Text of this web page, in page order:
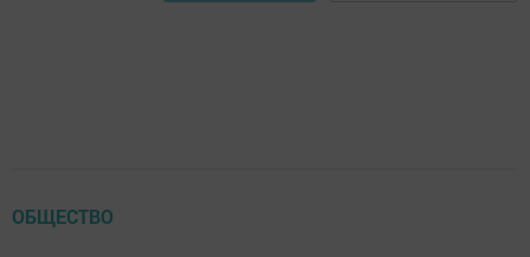
ОБЩЕСТВО